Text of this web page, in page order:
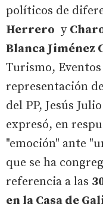
políticos de
Herrero y
Blanca Jiménez
Turismo,
representación
del PP, Jesús
expresó, en
"emoción" ante
que se ha
referencia a las
en la Casa de